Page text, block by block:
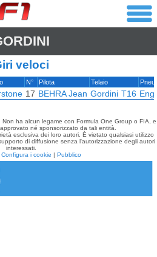
veloci
N° Pilota Telaio
17 BEHRA Jean Gordini T16
ha alcun legame con Formula One Group o FIA, e
né sponsorizzato da tali entità.
esclusiva dei loro autori. È vietato qualsiasi utilizzo
di diffusione senza l'autorizzazione degli autori
interessati.
i cookie | Pubblico